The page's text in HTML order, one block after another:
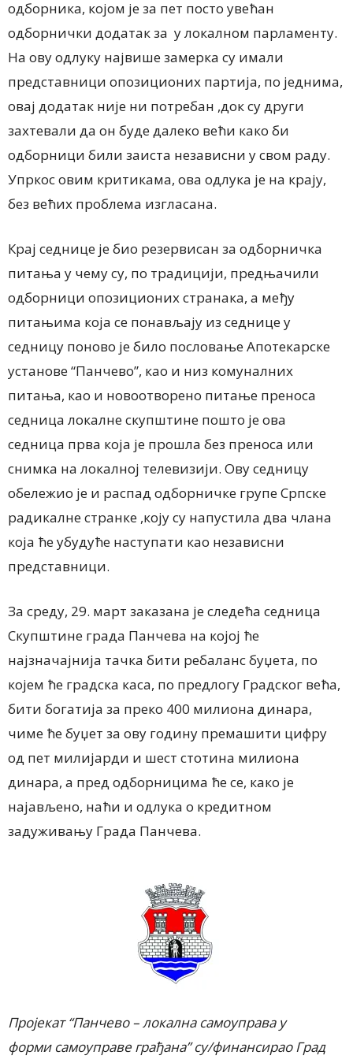
одборника, којом је за пет посто увећан
одборнички додатак за у локалном парламенту.
На ову одлуку највише замерка су имали
представници опозиционих партија, по једнима,
овај додатак није ни потребан ,док су други
захтевали да он буде далеко већи како би
одборници били заиста независни у свом раду.
Упркос овим критикама, ова одлука је на крају,
без већих проблема изгласана.
Крај седнице је био резервисан за одборничка
питања у чему су, по традицији, предњачили
одборници опозиционих странака, a међу
питањима која се понављају из седнице у
седницу поново је било пословање Апотекарске
установе “Панчево”, као и низ комуналних
питања, као и новоотворено питање преноса
седница локалне скупштине пошто је ова
седница прва која је прошла без преноса или
снимка на локалној телевизији. Ову седницу
обележио је и распад одборничке групе Српске
радикалне странке ,коју су напустила два члана
која ће убудуће наступати као независни
представници.
За среду, 29. март заказана је следећа седница
Скупштине града Панчева на којој ће
најзначајнија тачка бити ребаланс буџета, по
којем ће градска каса, по предлогу Градског већа,
бити богатија за преко 400 милиона динара,
чиме ће буџет за ову годину премашити цифру
од пет милијарди и шест стотина милиона
динара, а пред одборницима ће се, како је
најављено, наћи и одлука о кредитном
задуживању Града Панчева.
Пројекат “Панчево – локална самоуправа у
форми самоуправе грађана” су/финансирао Град